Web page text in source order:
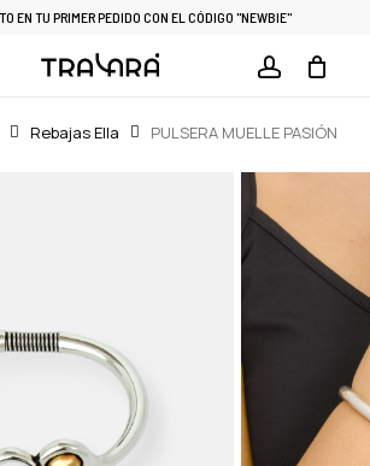
EN TU PRIMER PEDIDO CON EL CÓDIGO "NEWBIE"
CLOSE
CART
Rebajas Ella PULSERA MUELLE PASIÓN